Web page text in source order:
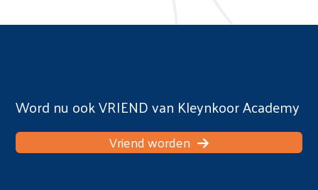
Word nu ook VRIEND van Kleynkoor Academy
Vriend worden